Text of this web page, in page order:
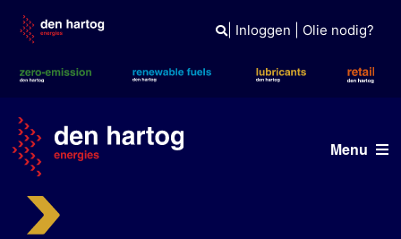
content
| Inloggen Olie nodig?
Menu